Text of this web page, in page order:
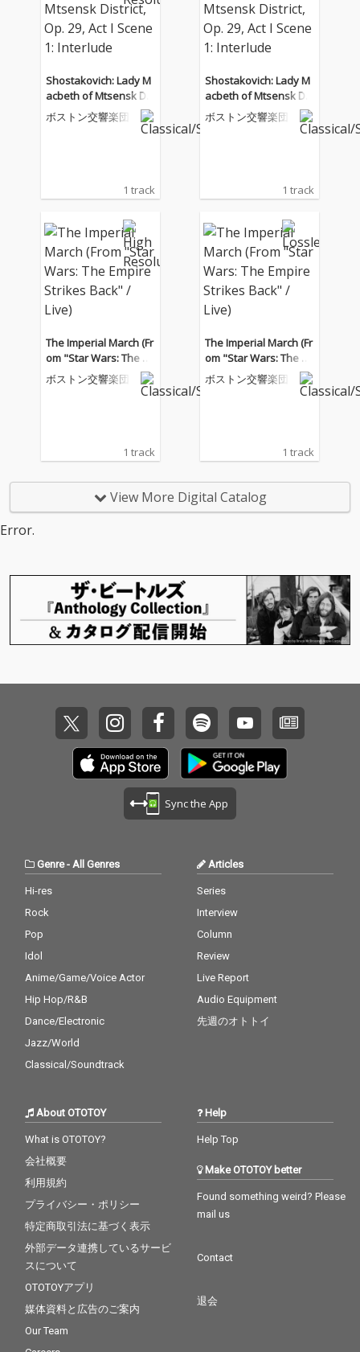
Shostakovich: Lady M
acbeth of Mtsensk Dis
trict, Op. 29, Act I Scen
e 1: Interlude
ボストン交響楽団
1 track
Shostakovich: Lady M
acbeth of Mtsensk Dis
trict, Op. 29, Act I Scen
e 1: Interlude
ボストン交響楽団
1 track
The Imperial March (Fr
om "Star Wars: The E
mpire Strikes Back" / L
ive)
ボストン交響楽団
1 track
The Imperial March (Fr
om "Star Wars: The E
mpire Strikes Back" / L
ive)
ボストン交響楽団
1 track
View More Digital Catalog
Error.
Sync the App
Genre- All Genres
Hi-res
Rock
Pop
Idol
Anime/Game/Voice Actor
Hip Hop/R&B
Dance/Electronic
Jazz/World
Classical/Soundtrack
Articles
Series
Interview
Column
Review
Live Report
Audio Equipment
先週のオトトイ
About OTOTOY
What is OTOTOY?
会社概要
利用規約
プライバシー・ポリシー
特定商取引法に基づく表示
外部データ連携しているサービ
スについて
OTOTOYアプリ
媒体資料と広告のご案内
Our Team
Help
Help Top
Make OTOTOY better
Found something weird? Please
mail us
Contact
退会